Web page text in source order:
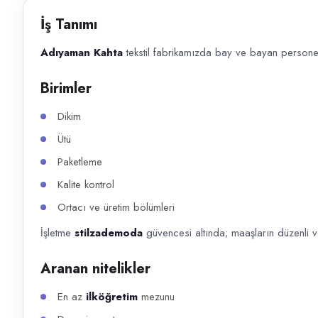
Başvuru kanalları
WhatsApp, Telefon
İlan açıklaması
Adıyaman Kahta tekstil fabrikamızda bay ve bayan personel alımı
İş Tanımı
Adıyaman Kahtatekstil fabrikamızda bay ve bayan personel
Birimler
Dikim
Ütü
Paketleme
Kalite kontrol
Ortacı ve üretim bölümleri
İşletme stilzademoda güvencesi altında; maaşların düzenli
Aranan nitelikler
En az ilköğretim mezunu